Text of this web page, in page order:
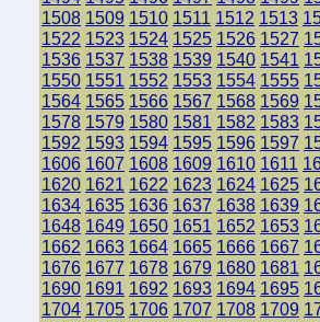
1508 1509 1510 1511 1512 1513
1522 1523 1524 1525 1526 1527
1536 1537 1538 1539 1540 1541
1550 1551 1552 1553 1554 1555
1564 1565 1566 1567 1568 1569
1578 1579 1580 1581 1582 1583
1592 1593 1594 1595 1596 1597
1606 1607 1608 1609 1610 1611
1620 1621 1622 1623 1624 1625
1634 1635 1636 1637 1638 1639
1648 1649 1650 1651 1652 1653
1662 1663 1664 1665 1666 1667
1676 1677 1678 1679 1680 1681
1690 1691 1692 1693 1694 1695
1704 1705 1706 1707 1708 1709